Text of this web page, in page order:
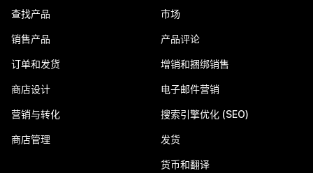
查找产品
销售产品
订单和发货
商店设计
营销与转化
商店管理
市场
产品评论
增销和捆绑销售
电子邮件营销
搜索引擎优化 (SEO)
发货
货币和翻译